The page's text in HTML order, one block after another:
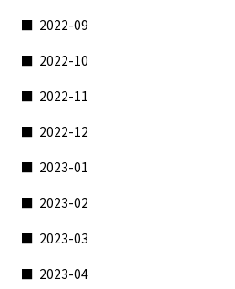
2022-09
2022-10
2022-11
2022-12
2023-01
2023-02
2023-03
2023-04